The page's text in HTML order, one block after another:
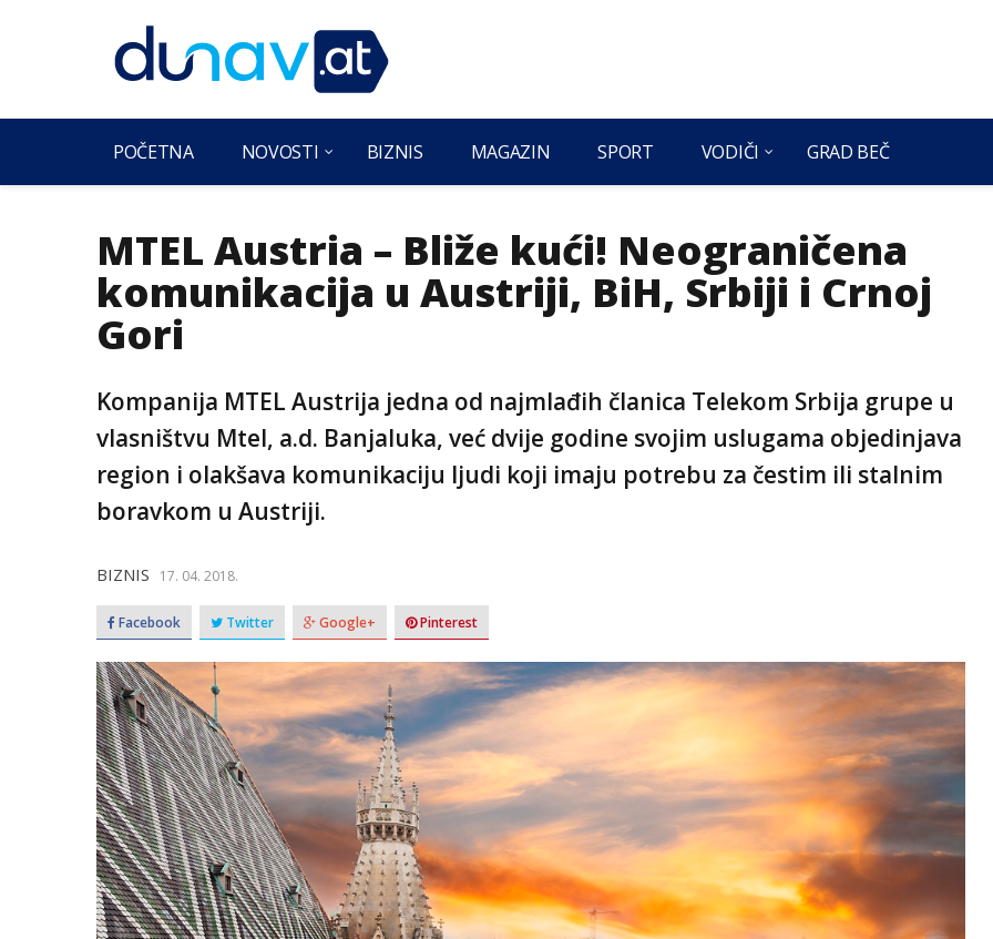
POČETNA NOVOSTI BIZNIS MAGAZIN SPORT VODIČI GRAD BEČ
MTEL Austria – Bliže kući! Neograničena
komunikacija u Austriji, BiH, Srbiji i Crnoj
Gori
Kompanija MTEL Austrija jedna od najmlađih članica Telekom Srbija grupe u
vlasništvu Mtel, a.d. Banjaluka, već dvije godine svojim uslugama objedinjava
region i olakšava komunikaciju ljudi koji imaju potrebu za čestim ili stalnim
boravkom u Austriji.
BIZNIS 17. 04. 2018.
Facebook Twitter Google+ Pinterest